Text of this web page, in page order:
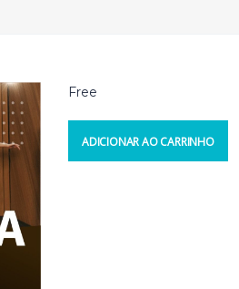
Free
ADICIONAR AO CARRINHO